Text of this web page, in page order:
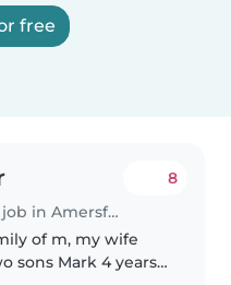
free
Babysitting job in Amersfoort
8
of m, my wife
sons Mark 4 years